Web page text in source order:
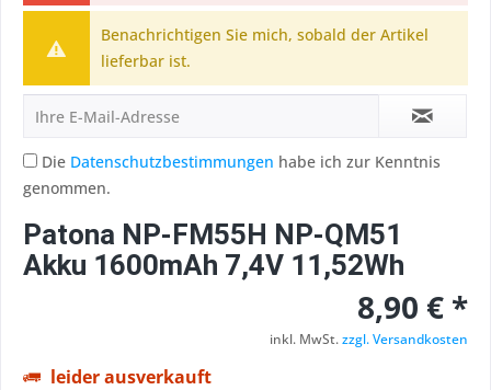
Benachrichtigen Sie mich, sobald der Artikel
lieferbar ist.
Die Datenschutzbestimmungen habe ich zur Kenntnis
genommen.
Patona NP-FM55H NP-QM51
Akku 1600mAh 7,4V 11,52Wh
8,90 € *
inkl. MwSt.zzgl. Versandkosten
leider ausverkauft